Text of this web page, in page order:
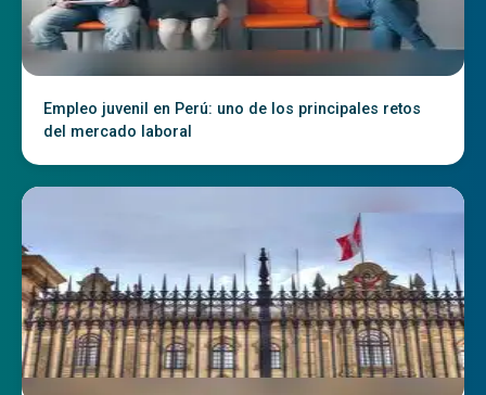
Empleo juvenil en Perú: uno de los principales retos
del mercado laboral